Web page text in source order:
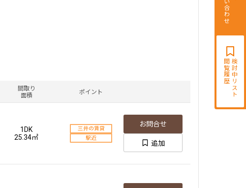
検討中リスト
閲覧履歴
間取り
面積
ポイント
1DK
25.34㎡
三井の賃貸
駅近
お問合せ
追加